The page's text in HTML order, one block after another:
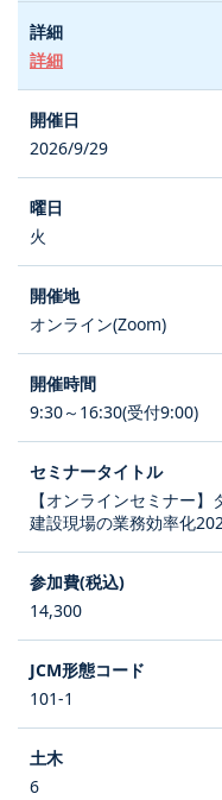
詳細
2026/9/29
火
オンライン(Zoom)
9:30～16:30(受付9:00)
【オンラインセミナー
建設現場の業務効率化
14,300
101-1
6